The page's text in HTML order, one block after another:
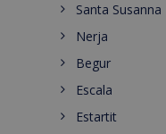
Santa Susanna
Nerja
Begur
Escala
Estartit